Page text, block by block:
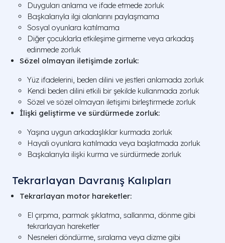
Duyguları anlama ve ifade etmede zorluk
Başkalarıyla ilgi alanlarını paylaşmama
Sosyal oyunlara katılmama
Diğer çocuklarla etkileşime girmeme veya arkadaş
edinmede zorluk
Sözel olmayan iletişimde zorluk:
Yüz ifadelerini, beden dilini ve jestleri anlamada zorluk
Kendi beden dilini etkili bir şekilde kullanmada zorluk
Sözel ve sözel olmayan iletişimi birleştirmede zorluk
İlişki geliştirme ve sürdürmede zorluk:
Yaşına uygun arkadaşlıklar kurmada zorluk
Hayali oyunlara katılmada veya başlatmada zorluk
Başkalarıyla ilişki kurma ve sürdürmede zorluk
Tekrarlayan Davranış Kalıpları
Tekrarlayan motor hareketler:
El çırpma, parmak şıklatma, sallanma, dönme gibi
tekrarlayan hareketler
Nesneleri döndürme, sıralama veya dizme gibi